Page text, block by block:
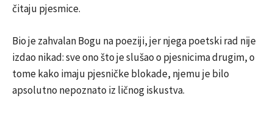
čitaju pjesmice.
Bio je zahvalan Bogu na poeziji, jer njega poetski rad nije
izdao nikad: sve ono što je slušao o pjesnicima drugim, o
tome kako imaju pjesničke blokade, njemu je bilo
apsolutno nepoznato iz ličnog iskustva.